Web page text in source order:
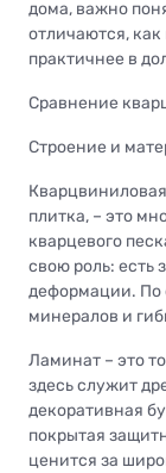
дома, важно
отличаются, как
практичнее в
Сравнение
Строение и
плитка, – это
кварцевого
свою роль: есть
деформации. По
минералов и
Ламинат – это
здесь служит
декоративная
покрытая
ценится за